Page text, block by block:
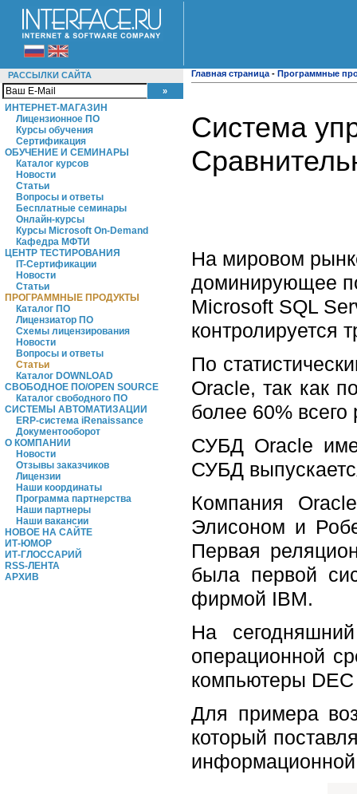
РАССЫЛКИ САЙТА
ИНТЕРНЕТ-МАГАЗИН
Лицензионное ПО
Курсы обучения
Сертификация
ОБУЧЕНИЕ И СЕМИНАРЫ
Каталог курсов
Новости
Статьи
Вопросы и ответы
Бесплатные семинары
Онлайн-курсы
Курсы Microsoft On-Demand
Кафедра МФТИ
ЦЕНТР ТЕСТИРОВАНИЯ
IT-Сертификации
Новости
Статьи
ПРОГРАММНЫЕ ПРОДУКТЫ
Каталог ПО
Лицензиатор ПО
Схемы лицензирования
Новости
Вопросы и ответы
Статьи
Каталог DOWNLOAD
СВОБОДНОЕ ПО/OPEN SOURCE
Каталог свободного ПО
СИСТЕМЫ АВТОМАТИЗАЦИИ
ERP-система iRenaissance
Документооборот
О КОМПАНИИ
Новости
Отзывы заказчиков
Лицензии
Наши координаты
Программа партнерства
Наши партнеры
Наши вакансии
НОВОЕ НА САЙТЕ
ИТ-ЮМОР
ИТ-ГЛОССАРИЙ
RSS-ЛЕНТА
АРХИВ
Главная страница - Программные
Система
На мировом
доминирующее
Microsoft SQL
контролируется
По
Oracle, так как
более 60%
СУБД Oracle
СУБД
Компания
Элисоном и
Первая
была первой
фирмой IBM.
На
операционной
компьютеры
Для примера
который
информационной